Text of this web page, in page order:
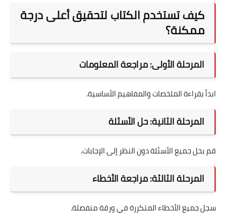
كيف تستخدم الكتاب لتحقيق أعلى درجة
ممكنة؟
المرحلة الأولى: مراجعة المعلومات
ابدأ بقراءة الملخصات والمفاهيم الأساسية.
المرحلة الثانية: حل الأسئلة
قم بحل جميع الأسئلة دون النظر إلى الإجابات.
المرحلة الثالثة: مراجعة الأخطاء
سجل جميع الأخطاء المتكررة في ورقة منفصلة.